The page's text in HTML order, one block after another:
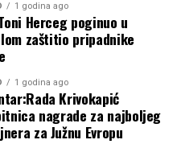
Stolac – Neum,
da ne vidimo kako nam
jednih
obilježen 9. svibnja,
tenkove, jer žele da u
zauzme 12.
1 godina ago
Herceg poginuo u
zaštitio pripadnike
1 godina ago
Krivokapić
nagrade za najboljeg
za Južnu Evropu